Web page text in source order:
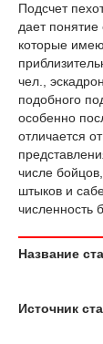
Подсчет
дает понятие
которые
чел.,
подобного
особенно
отличается
числе
штыков и
численность
Название
Источник